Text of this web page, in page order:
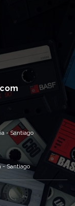
- Santiago
- Santiago